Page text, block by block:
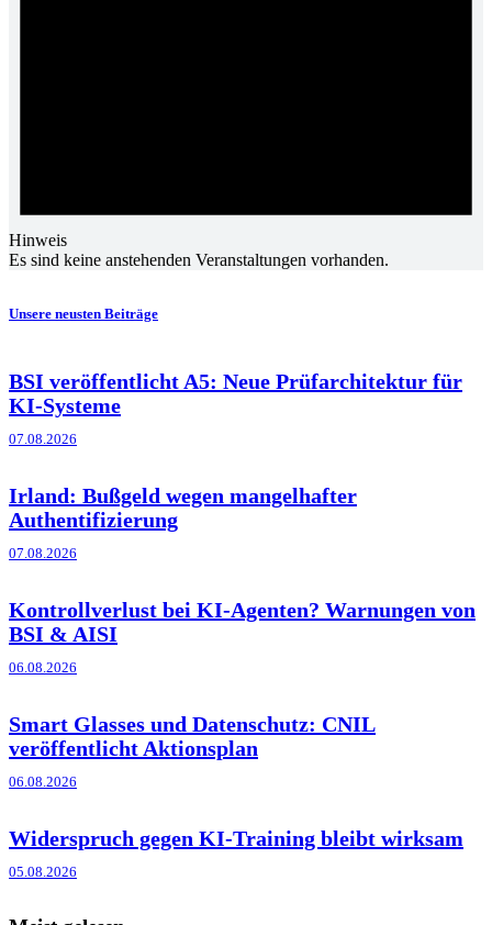
Hinweis
Es sind keine anstehenden Veranstaltungen vorhanden.
Unsere neusten Beiträge
BSI veröffentlicht A5: Neue Prüfarchitektur für
KI-Systeme
07.08.2026
Irland: Bußgeld wegen mangelhafter
Authentifizierung
07.08.2026
Kontrollverlust bei KI-Agenten? Warnungen von
BSI & AISI
06.08.2026
Smart Glasses und Datenschutz: CNIL
veröffentlicht Aktionsplan
06.08.2026
Widerspruch gegen KI-Training bleibt wirksam
05.08.2026